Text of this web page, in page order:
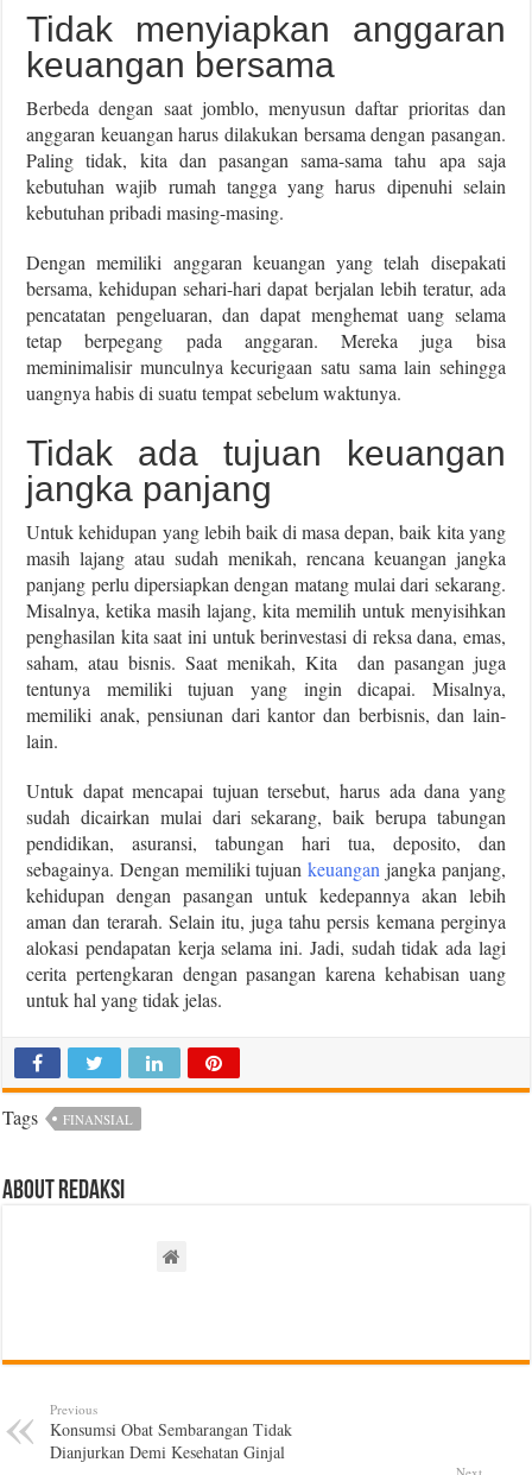
Tidak menyiapkan anggaran
keuangan bersama
Berbeda dengan saat jomblo, menyusun daftar prioritas dan
anggaran keuangan harus dilakukan bersama dengan pasangan.
Paling tidak, kita dan pasangan sama-sama tahu apa saja
kebutuhan wajib rumah tangga yang harus dipenuhi selain
kebutuhan pribadi masing-masing.
Dengan memiliki anggaran keuangan yang telah disepakati
bersama, kehidupan sehari-hari dapat berjalan lebih teratur, ada
pencatatan pengeluaran, dan dapat menghemat uang selama
tetap berpegang pada anggaran. Mereka juga bisa
meminimalisir munculnya kecurigaan satu sama lain sehingga
uangnya habis di suatu tempat sebelum waktunya.
Tidak ada tujuan keuangan
jangka panjang
Untuk kehidupan yang lebih baik di masa depan, baik kita yang
masih lajang atau sudah menikah, rencana keuangan jangka
panjang perlu dipersiapkan dengan matang mulai dari sekarang.
Misalnya, ketika masih lajang, kita memilih untuk menyisihkan
penghasilan kita saat ini untuk berinvestasi di reksa dana, emas,
saham, atau bisnis. Saat menikah, Kita dan pasangan juga
tentunya memiliki tujuan yang ingin dicapai. Misalnya,
memiliki anak, pensiunan dari kantor dan berbisnis, dan lain-
lain.
Untuk dapat mencapai tujuan tersebut, harus ada dana yang
sudah dicairkan mulai dari sekarang, baik berupa tabungan
pendidikan, asuransi, tabungan hari tua, deposito, dan
sebagainya. Dengan memiliki tujuankeuangan jangka panjang,
kehidupan dengan pasangan untuk kedepannya akan lebih
aman dan terarah. Selain itu, juga tahu persis kemana perginya
alokasi pendapatan kerja selama ini. Jadi, sudah tidak ada lagi
cerita pertengkaran dengan pasangan karena kehabisan uang
untuk hal yang tidak jelas.
Tags FINANSIAL
About Redaksi
Previous
Konsumsi Obat Sembarangan Tidak
Dianjurkan Demi Kesehatan Ginjal